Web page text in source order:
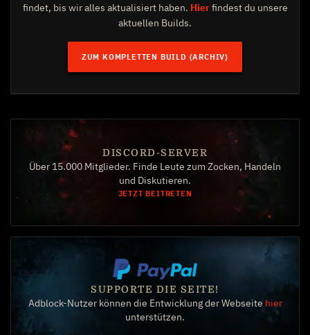
findet, bis wir alles aktualisiert haben. Hierfindest du unsere
aktuellen Builds.
ZUM KOMPLETTEN BUILD (ARCHIV)
DISCORD-SERVER
Über 15.000 Mitglieder. Finde Leute zum Zocken, Handeln
und Diskutieren.
JETZT BEITRETEN
SUPPORTE DIE SEITE!
Adblock-Nutzer können die Entwicklung der Webseite hier
unterstützen.